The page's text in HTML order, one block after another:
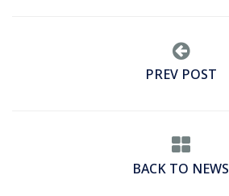
PREV POST
BACK TO NEWS